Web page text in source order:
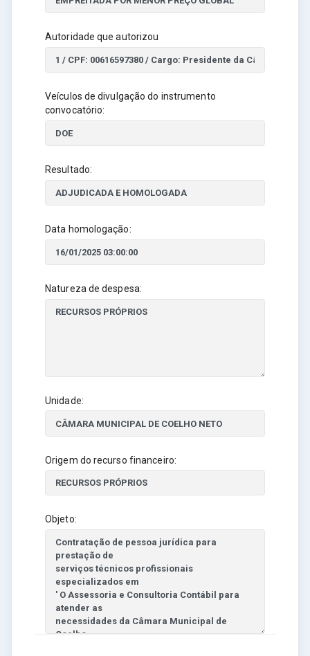
Autoridade que autorizou
Veículos de divulgação do instrumento
convocatório:
Resultado:
Data homologação:
Natureza de despesa:
Unidade:
Origem do recurso financeiro:
Objeto: